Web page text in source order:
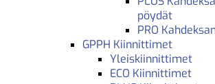
pöydät
PRO
GPPH Kiinnittimet
Yleiskiinnittimet
ECO Kiinnittimet